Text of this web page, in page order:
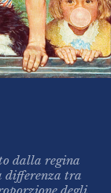
dalla regina
differenza tra
degli